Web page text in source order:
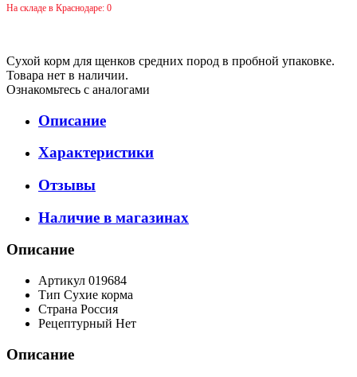
На складе в Краснодаре: 0
Сухой корм для щенков средних пород в пробной упаковке.
Товара нет в наличии.
Ознакомьтесь с аналогами
Описание
Характеристики
Отзывы
Наличие в магазинах
Описание
Артикул 019684
Тип Сухие корма
Страна Россия
Рецептурный Нет
Описание